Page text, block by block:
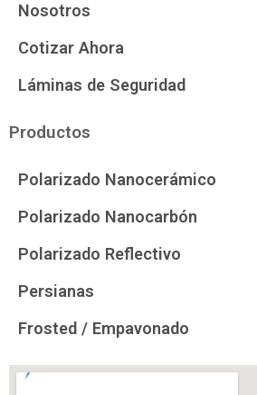
Nosotros
Cotizar Ahora
Láminas de Seguridad
Productos
Polarizado Nanocerámico
Polarizado Nanocarbón
Polarizado Reflectivo
Persianas
Frosted / Empavonado